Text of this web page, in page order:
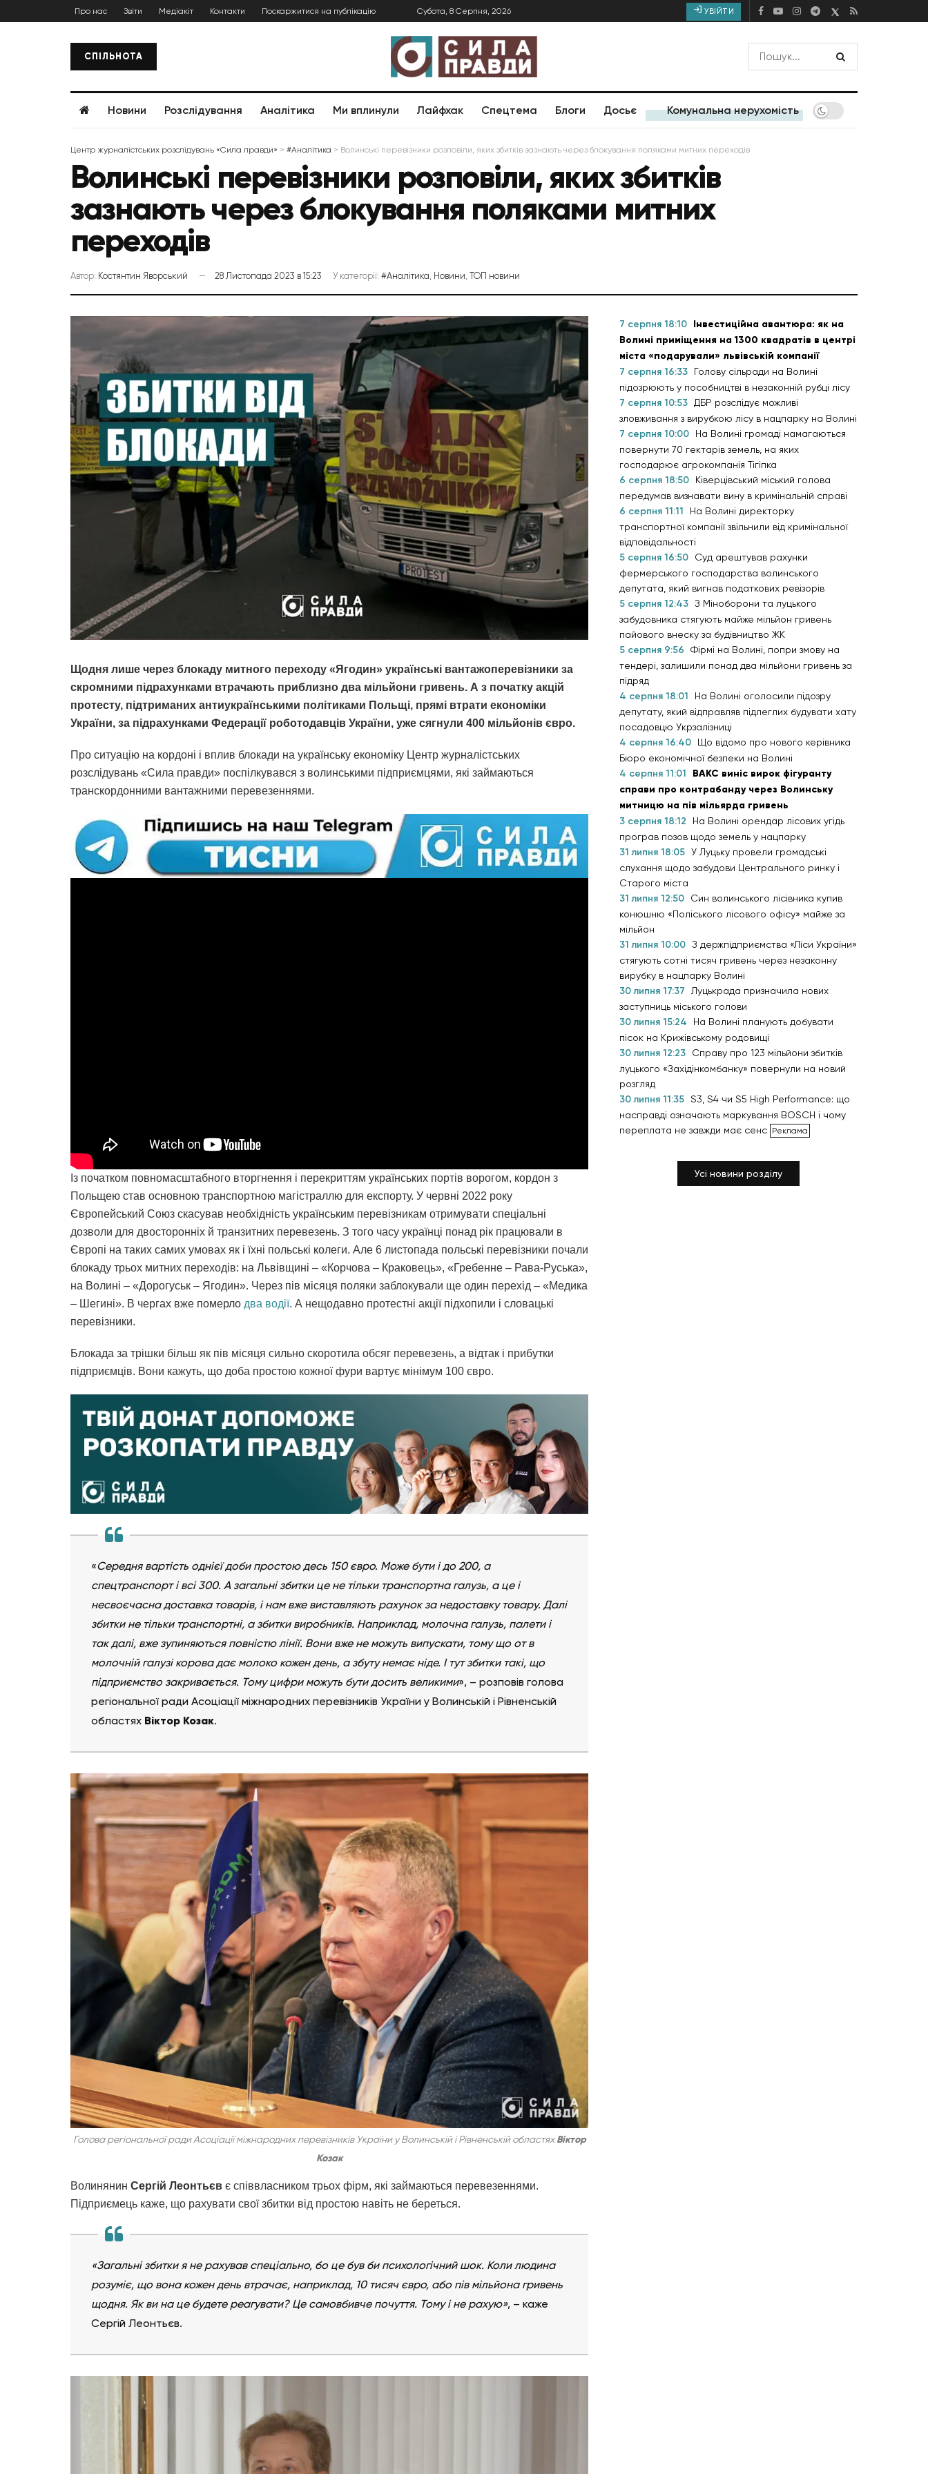
Про нас Звіти Медіакіт Контакти Поскаржитися на публікацію Субота, 8 Серпня, 2026 УВІЙТИ
СПІЛЬНОТА
Новини Розслідування Аналітика Ми вплинули Лайфхак Спецтема Блоги Досьє Комунальна нерухомість
Центр журналістських розслідувань «Сила правди» > #Аналітика > Волинські перевізники розповіли, яких збитків зазнають через блокування поляками митних переходів
Волинські перевізники розповіли, яких збитків
зазнають через блокування поляками митних
переходів
Автор: Костянтин Яворський 28 Листопада 2023 в 15:23 У категорії: #Аналітика, Новини, ТОП новини
Щодня лише через блокаду митного переходу «Ягодин» українські вантажоперевізники за
скромними підрахунками втрачають приблизно два мільйони гривень. А з початку акцій
протесту, підтриманих антиукраїнськими політиками Польщі, прямі втрати економіки
України, за підрахунками Федерації роботодавців України, уже сягнули 400 мільйонів євро.
Про ситуацію на кордоні і вплив блокади на українську економіку Центр журналістських
розслідувань «Сила правди» поспілкувався з волинськими підприємцями, які займаються
транскордонними вантажними перевезеннями.
Із початком повномасштабного вторгнення і перекриттям українських портів ворогом, кордон з
Польщею став основною транспортною магістраллю для експорту. У червні 2022 року
Європейський Союз скасував необхідність українським перевізникам отримувати спеціальні
дозволи для двосторонніх й транзитних перевезень. З того часу українці понад рік працювали в
Європі на таких самих умовах як і їхні польські колеги. Але 6 листопада польські перевізники почали
блокаду трьох митних переходів: на Львівщині – «Корчова – Краковець», «Гребенне – Рава-Руська»,
на Волині – «Дорогуськ – Ягодин». Через пів місяця поляки заблокували ще один перехід – «Медика
– Шегині». В чергах вже померло два водії. А нещодавно протестні акції підхопили і словацькі
перевізники.
Блокада за трішки більш як пів місяця сильно скоротила обсяг перевезень, а відтак і прибутки
підприємців. Вони кажуть, що доба простою кожної фури вартує мінімум 100 євро.
«Середня вартість однієї доби простою десь 150 євро. Може бути і до 200, а
спецтранспорт і всі 300. А загальні збитки це не тільки транспортна галузь, а це і
несвоєчасна доставка товарів, і нам вже виставляють рахунок за недоставку товару. Далі
збитки не тільки транспортні, а збитки виробників. Наприклад, молочна галузь, палети і
так далі, вже зупиняються повністю лінії. Вони вже не можуть випускати, тому що от в
молочній галузі корова дає молоко кожен день, а збуту немає ніде. І тут збитки такі, що
підприємство закривається. Тому цифри можуть бути досить великими», – розповів голова
регіональної ради Асоціації міжнародних перевізників України у Волинській і Рівненській
областях Віктор Козак.
Голова регіональної ради Асоціації міжнародних перевізників України у Волинській і Рівненській областяхВіктор
Козак
Волинянин Сергій Леонтьєв є співвласником трьох фірм, які займаються перевезеннями.
Підприємець каже, що рахувати свої збитки від простою навіть не береться.
«Загальні збитки я не рахував спеціально, бо це був би психологічний шок. Коли людина
розуміє, що вона кожен день втрачає, наприклад, 10 тисяч євро, або пів мільйона гривень
щодня. Як ви на це будете реагувати? Це самовбивче почуття. Тому і не рахую», – каже
Сергій Леонтьєв.
7 серпня 18:10 Інвестиційна авантюра: як на
Волині приміщення на 1300 квадратів в центрі
міста «подарували» львівській компанії
7 серпня 16:33
Голову сільради на Волині
підозрюють у пособництві в незаконній рубці лісу
7 серпня 10:53 ДБР розслідує можливі
зловживання з вирубкою лісу в нацпарку на Волині
7 серпня 10:00
На Волині громаді намагаються
повернути 70 гектарів земель, на яких
господарює агрокомпанія Тігіпка
6 серпня 18:50
Ківерцівський міський голова
передумав визнавати вину в кримінальній справі
6 серпня 11:11
На Волині директорку
транспортної компанії звільнили від кримінальної
відповідальності
5 серпня 16:50
Суд арештував рахунки
фермерського господарства волинського
депутата, який вигнав податкових ревізорів
5 серпня 12:43 З Міноборони та луцького
забудовника стягують майже мільйон гривень
пайового внеску за будівництво ЖК
5 серпня 9:56
Фірмі на Волині, попри змову на
тендері, залишили понад два мільйони гривень за
підряд
4 серпня 18:01
На Волині оголосили підозру
депутату, який відправляв підлеглих будувати хату
посадовцю Укрзалізниці
4 серпня 16:40
Що відомо про нового керівника
Бюро економічної безпеки на Волині
4 серпня 11:01
ВАКС виніс вирок фігуранту
справи про контрабанду через Волинську
митницю на пів мільярда гривень
3 серпня 18:12
На Волині орендар лісових угідь
програв позов щодо земель у нацпарку
31 липня 18:05 У Луцьку провели громадські
слухання щодо забудови Центрального ринку і
Старого міста
31 липня 12:50
Син волинського лісівника купив
конюшню «Поліського лісового офісу» майже за
мільйон
31 липня 10:00 З держпідприємства «Ліси України»
стягують сотні тисяч гривень через незаконну
вирубку в нацпарку Волині
30 липня 17:37
Луцькрада призначила нових
заступниць міського голови
30 липня 15:24
На Волині планують добувати
пісок на Крижівському родовищі
30 липня 12:23
Справу про 123 мільйони збитків
луцького «Західінкомбанку» повернули на новий
розгляд
30 липня 11:35 S3, S4 чи S5 High Performance: що
насправді означають маркування BOSCH і чому
переплата не завжди має сенс
Усі новини розділу